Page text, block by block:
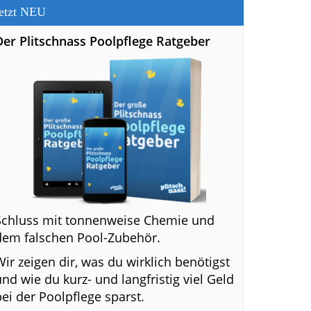
NEU
Plitschnass Poolpflege Ratgeber
mit tonnenweise Chemie und
falschen Pool-Zubehör.
zeigen dir, was du wirklich benötigst
wie du kurz- und langfristig viel Geld
der Poolpflege sparst.